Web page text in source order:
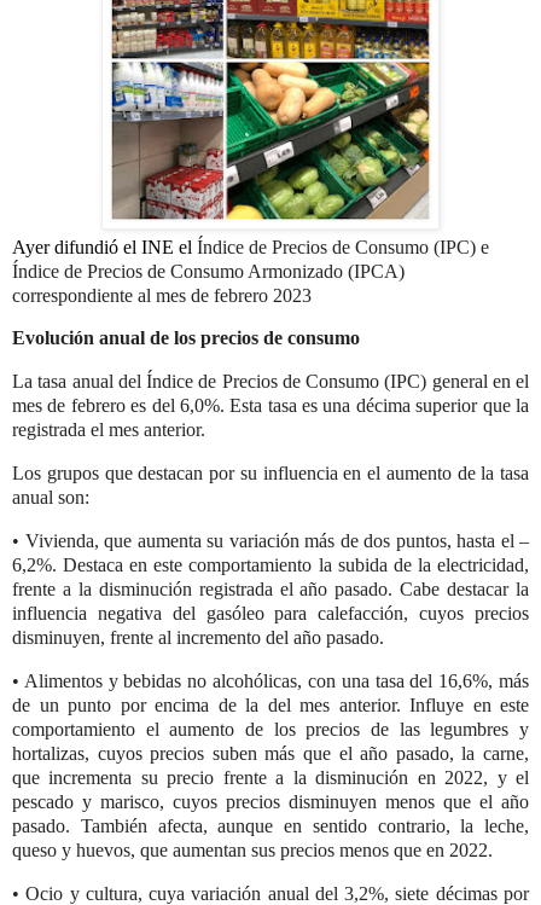
Ayer difundió el INE el Índice de Precios de Consumo (IPC) e
Índice de Precios de Consumo Armonizado (IPCA)
correspondiente al mes de febrero 2023
Evolución anual de los precios de consumo
La tasa anual del Índice de Precios de Consumo (IPC) general en el
mes de febrero es del 6,0%. Esta tasa es una décima superior que la
registrada el mes anterior.
Los grupos que destacan por su influencia en el aumento de la tasa
anual son:
• Vivienda, que aumenta su variación más de dos puntos, hasta el –
6,2%. Destaca en este comportamiento la subida de la electricidad,
frente a la disminución registrada el año pasado. Cabe destacar la
influencia negativa del gasóleo para calefacción, cuyos precios
disminuyen, frente al incremento del año pasado.
• Alimentos y bebidas no alcohólicas, con una tasa del 16,6%, más
de un punto por encima de la del mes anterior. Influye en este
comportamiento el aumento de los precios de las legumbres y
hortalizas, cuyos precios suben más que el año pasado, la carne,
que incrementa su precio frente a la disminución en 2022, y el
pescado y marisco, cuyos precios disminuyen menos que el año
pasado. También afecta, aunque en sentido contrario, la leche,
queso y huevos, que aumentan sus precios menos que en 2022.
• Ocio y cultura, cuya variación anual del 3,2%, siete décimas por